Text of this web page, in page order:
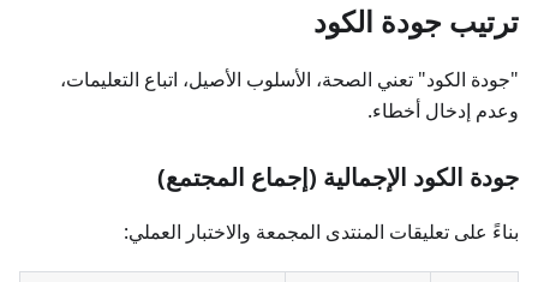
ترتيب جودة الكود
"جودة الكود" تعني الصحة، الأسلوب الأصيل، اتباع التعليمات،
وعدم إدخال أخطاء.
جودة الكود الإجمالية (إجماع المجتمع)
بناءً على تعليقات المنتدى المجمعة والاختبار العملي: